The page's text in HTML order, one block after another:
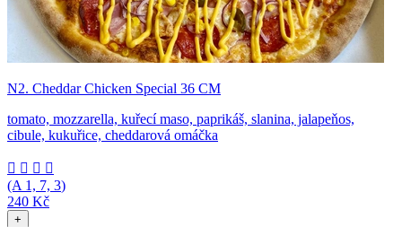
N2. Cheddar Chicken Special 36 CM
tomato, mozzarella, kuřecí maso, paprikáš, slanina, jalapeňos,
cibule, kukuřice, cheddarová omáčka
   
(A 1, 7, 3)
240 Kč
+